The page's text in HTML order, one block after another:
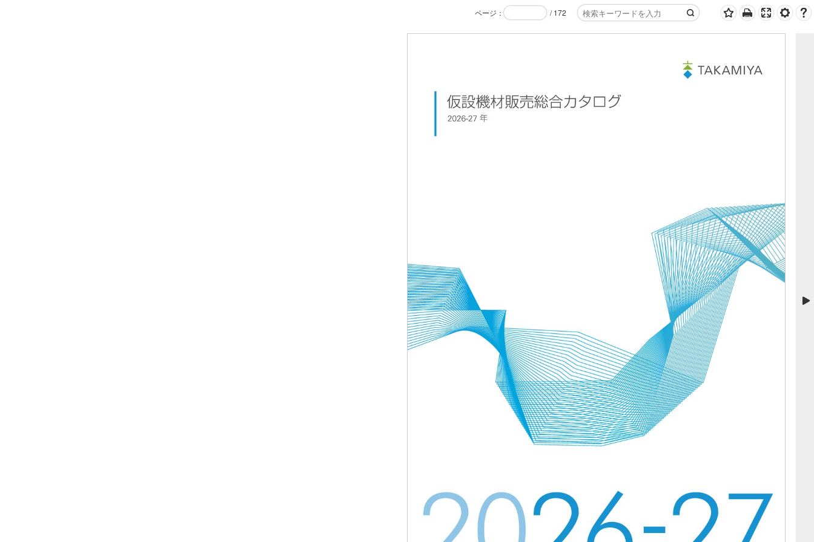
ページ ： /172